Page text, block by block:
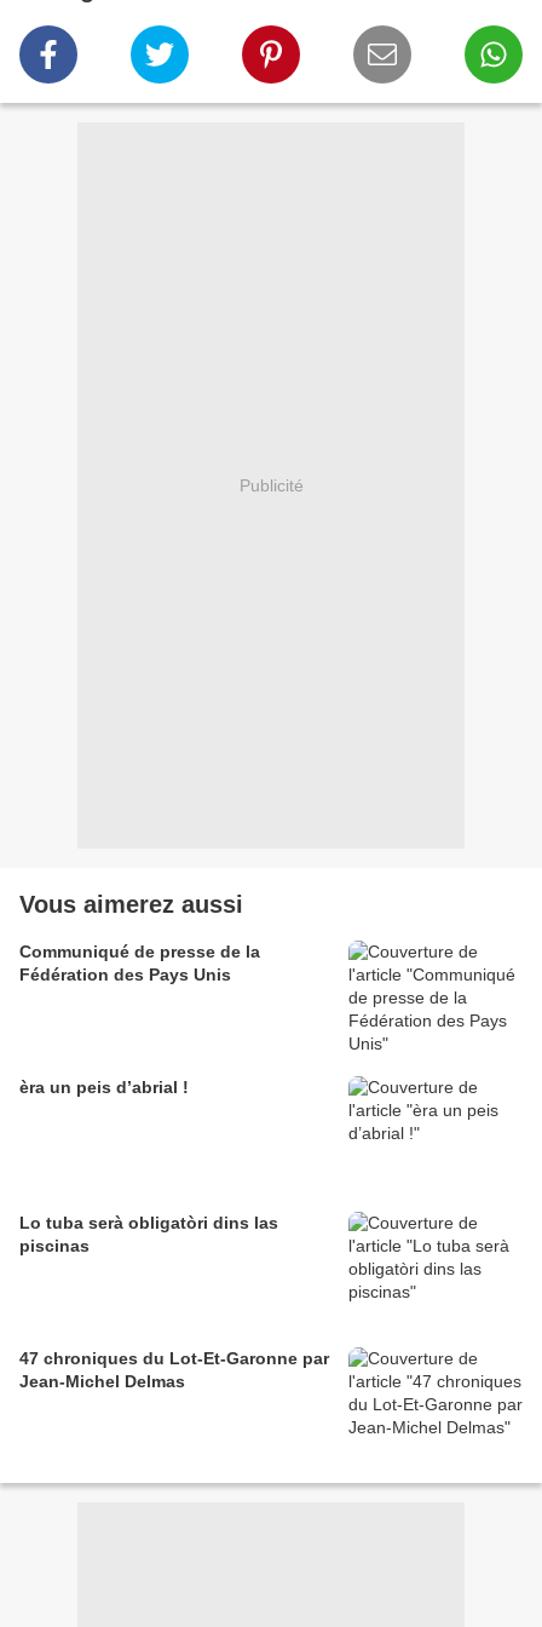
Publicité
Vous aimerez aussi
Communiqué de presse de la
Fédération des Pays Unis
èra un peis d’abrial !
Lo tuba serà obligatòri dins las
piscinas
47 chroniques du Lot-Et-Garonne par
Jean-Michel Delmas